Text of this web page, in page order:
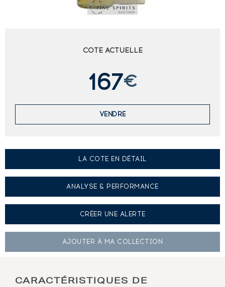
COTE ACTUELLE
167€
VENDRE
LA COTE EN DÉTAIL
ANALYSE & PERFORMANCE
CRÉER UNE ALERTE
AJOUTER À MA COLLECTION
CARACTÉRISTIQUES DE